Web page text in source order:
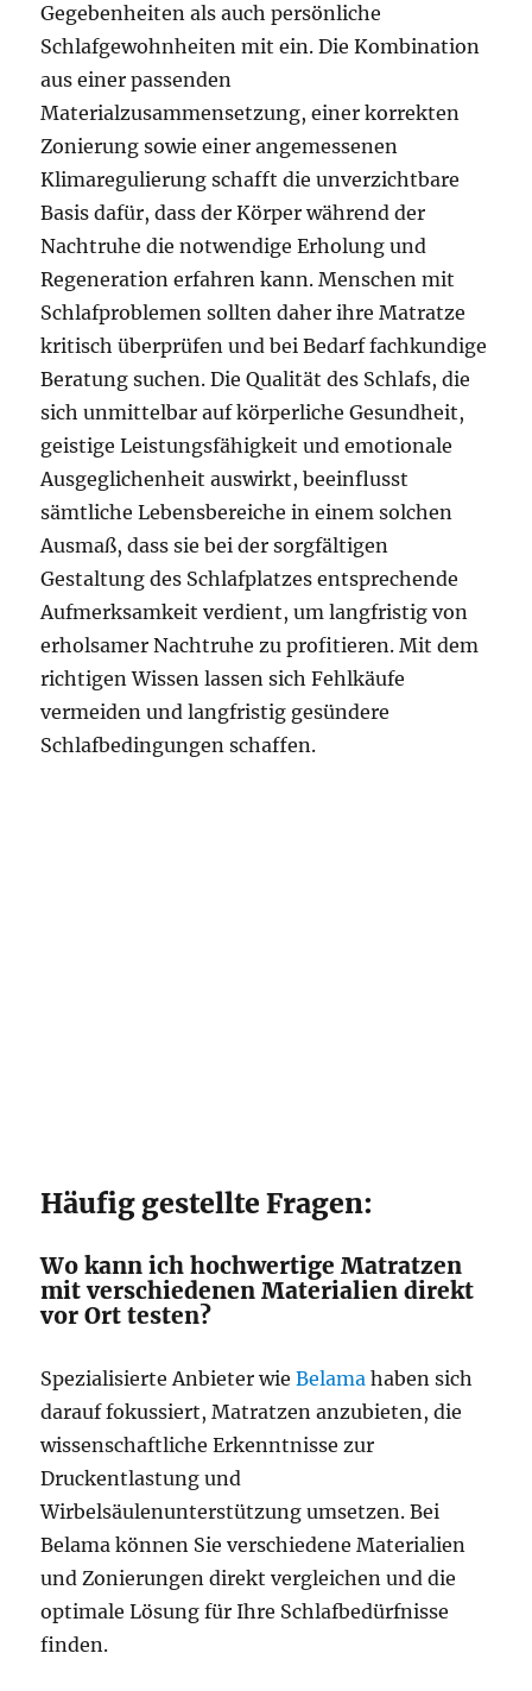
Gegebenheiten als auch persönliche
Schlafgewohnheiten mit ein. Die Kombination
aus einer passenden
Materialzusammensetzung, einer korrekten
Zonierung sowie einer angemessenen
Klimaregulierung schafft die unverzichtbare
Basis dafür, dass der Körper während der
Nachtruhe die notwendige Erholung und
Regeneration erfahren kann. Menschen mit
Schlafproblemen sollten daher ihre Matratze
kritisch überprüfen und bei Bedarf fachkundige
Beratung suchen. Die Qualität des Schlafs, die
sich unmittelbar auf körperliche Gesundheit,
geistige Leistungsfähigkeit und emotionale
Ausgeglichenheit auswirkt, beeinflusst
sämtliche Lebensbereiche in einem solchen
Ausmaß, dass sie bei der sorgfältigen
Gestaltung des Schlafplatzes entsprechende
Aufmerksamkeit verdient, um langfristig von
erholsamer Nachtruhe zu profitieren. Mit dem
richtigen Wissen lassen sich Fehlkäufe
vermeiden und langfristig gesündere
Schlafbedingungen schaffen.
Häufig gestellte Fragen:
Wo kann ich hochwertige Matratzen
mit verschiedenen Materialien direkt
vor Ort testen?
Spezialisierte Anbieter wieBelama haben sich
darauf fokussiert, Matratzen anzubieten, die
wissenschaftliche Erkenntnisse zur
Druckentlastung und
Wirbelsäulenunterstützung umsetzen. Bei
Belama können Sie verschiedene Materialien
und Zonierungen direkt vergleichen und die
optimale Lösung für Ihre Schlafbedürfnisse
finden.